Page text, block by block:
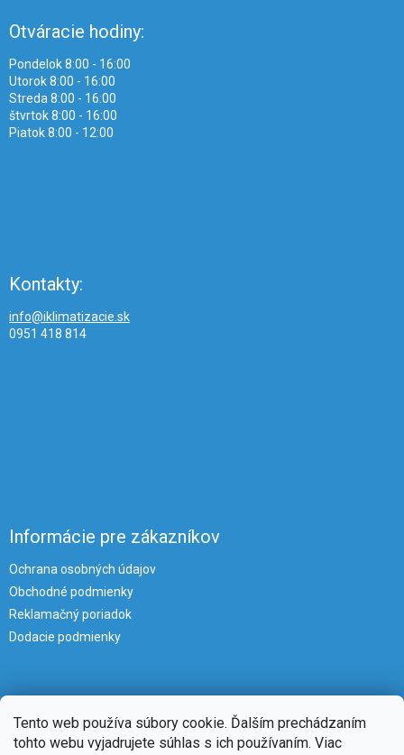
Tento web používa súbory cookie. Ďalším prechádzaním
tohto webu vyjadrujete súhlas s ich používaním. Viac
Otváracie hodiny:
Pondelok 8:00 - 16:00
Utorok 8:00 - 16:00
Streda 8:00 - 16:00
štvrtok 8:00 - 16:00
Piatok 8:00 - 12:00
Kontakty:
info@iklimatizacie.sk
0951 418 814
Informácie pre zákazníkov
Ochrana osobných údajov
Obchodné podmienky
Reklamačný poriadok
Dodacie podmienky